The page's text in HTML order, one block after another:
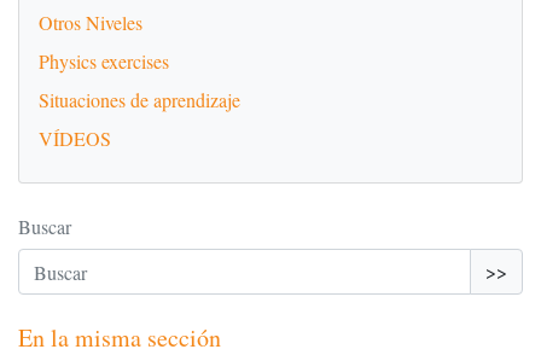
Otros Niveles
Physics exercises
Situaciones de aprendizaje
VÍDEOS
Buscar
>>
En la misma sección